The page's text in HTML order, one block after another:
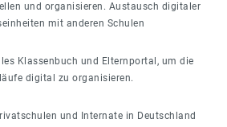
und organisieren. Austausch digitaler
mit anderen Schulen
Klassenbuch und Elternportal, um die
digital zu organisieren.
und Internate in Deutschland